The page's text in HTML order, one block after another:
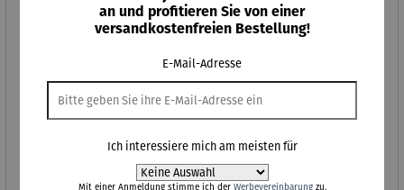
20% gespartRabatt
an und profitieren Sie von einer
versandkostenfreien Bestellung!
E-Mail-Adresse
Ich interessiere mich am meisten für
Mit einer Anmeldung stimme ich der Werbevereinbarungzu.